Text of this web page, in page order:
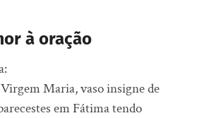
à oração
Maria, vaso insigne de
em Fátima tendo